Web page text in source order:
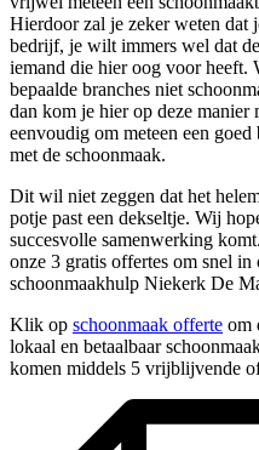
Hierdoor zal je zeker weten dat
bedrijf, je wilt immers wel dat
iemand die hier oog voor heeft.
bepaalde branches niet
dan kom je hier op deze manier
eenvoudig om meteen een
met de schoonmaak.
Dit wil niet zeggen dat het
potje past een dekseltje. Wij
succesvolle samenwerking
onze 3 gratis offertes om snel in
schoonmaakhulp Niekerk De
Klik op schoonmaak offerte om
lokaal en betaalbaar
komen middels 5 vrijblijvende